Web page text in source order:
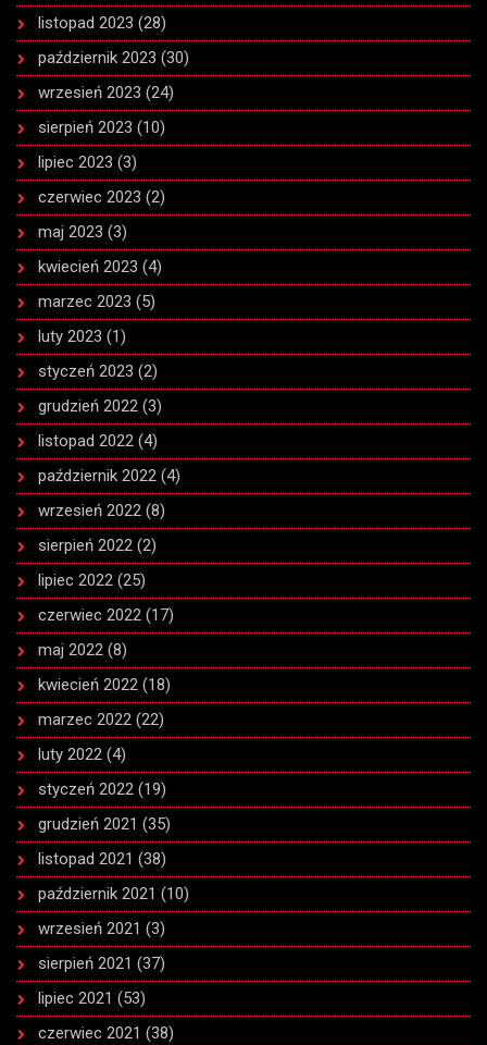
listopad 2023 (28)
październik 2023 (30)
wrzesień 2023 (24)
sierpień 2023 (10)
lipiec 2023 (3)
czerwiec 2023 (2)
maj 2023 (3)
kwiecień 2023 (4)
marzec 2023 (5)
luty 2023 (1)
styczeń 2023 (2)
grudzień 2022 (3)
listopad 2022 (4)
październik 2022 (4)
wrzesień 2022 (8)
sierpień 2022 (2)
lipiec 2022 (25)
czerwiec 2022 (17)
maj 2022 (8)
kwiecień 2022 (18)
marzec 2022 (22)
luty 2022 (4)
styczeń 2022 (19)
grudzień 2021 (35)
listopad 2021 (38)
październik 2021 (10)
wrzesień 2021 (3)
sierpień 2021 (37)
lipiec 2021 (53)
czerwiec 2021 (38)